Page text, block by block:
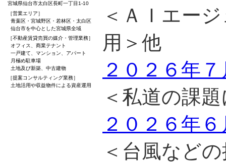
＜ＡＩエー
用＞他
２０２６年
＜私道の課
２０２６年
＜台風など
宮城県仙台市太白区長町一丁目1-10
［営業エリア］
青葉区・宮城野区・若林区・太白区
仙台市を中心とした宮城県全域
［不動産賃貸売買の媒介・管理業務］
オフィス、商業テナント
一戸建て、マンション、アパート
月極め駐車場
土地及び新築、中古建物
［提案コンサルティング業務］
土地活用や収益物件による資産運用